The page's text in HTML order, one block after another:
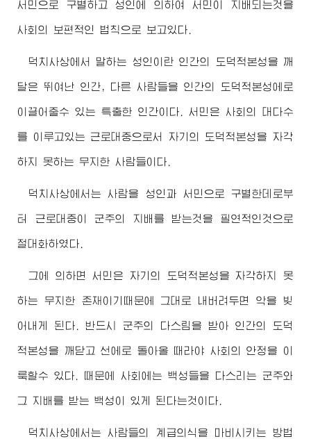
서민으로 구별하고 성인에 의하여 서민이 지배되는것을
사회의 보편적인 법칙으로 보고있다.
덕치사상에서 말하는 성인이란 인간의 도덕적본성을 깨
달은 뛰여난 인간, 다른 사람들을 인간의 도덕적본성에로
이끌어줄수 있는 특출한 인간이다. 서민은 사회의 대다수
를 이루고있는 근로대중으로서 자기의 도덕적본성을 자각
하지 못하는 무지한 사람들이다.
덕치사상에서는 사람을 성인과 서민으로 구별한데로부
터 근로대중이 군주의 지배를 받는것을 필연적인것으로
절대화하였다.
그에 의하면 서민은 자기의 도덕적본성을 자각하지 못
하는 무지한 존재이기때문에 그대로 내버려두면 악을 빚
어내게 된다. 반드시 군주의 다스림을 받아 인간의 도덕
적본성을 깨닫고 선에로 돌아올 때라야 사회의 안정을 이
룩할수 있다. 때문에 사회에는 백성들을 다스리는 군주와
그 지배를 받는 백성이 있게 된다는것이다.
덕치사상에서는 사람들의 계급의식을 마비시키는 방법